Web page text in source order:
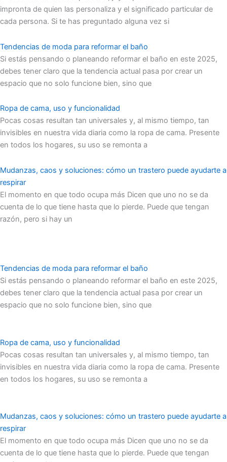
impronta de quien las personaliza y el significado particular de
cada persona. Si te has preguntado alguna vez si
Tendencias de moda para reformar el baño
Si estás pensando o planeando reformar el baño en este 2025,
debes tener claro que la tendencia actual pasa por crear un
espacio que no solo funcione bien, sino que
Ropa de cama, uso y funcionalidad
Pocas cosas resultan tan universales y, al mismo tiempo, tan
invisibles en nuestra vida diaria como la ropa de cama. Presente
en todos los hogares, su uso se remonta a
Mudanzas, caos y soluciones: cómo un trastero puede ayudarte a
respirar
El momento en que todo ocupa más Dicen que uno no se da
cuenta de lo que tiene hasta que lo pierde. Puede que tengan
razón, pero si hay un
Tendencias de moda para reformar el baño
Si estás pensando o planeando reformar el baño en este 2025,
debes tener claro que la tendencia actual pasa por crear un
espacio que no solo funcione bien, sino que
Ropa de cama, uso y funcionalidad
Pocas cosas resultan tan universales y, al mismo tiempo, tan
invisibles en nuestra vida diaria como la ropa de cama. Presente
en todos los hogares, su uso se remonta a
Mudanzas, caos y soluciones: cómo un trastero puede ayudarte a
respirar
El momento en que todo ocupa más Dicen que uno no se da
cuenta de lo que tiene hasta que lo pierde. Puede que tengan